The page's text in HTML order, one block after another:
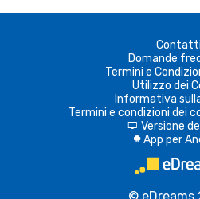
Contatti
Domande
Termini e
Utilizzo dei
Informativa
Termini e condizioni dei
d Versione
A App per